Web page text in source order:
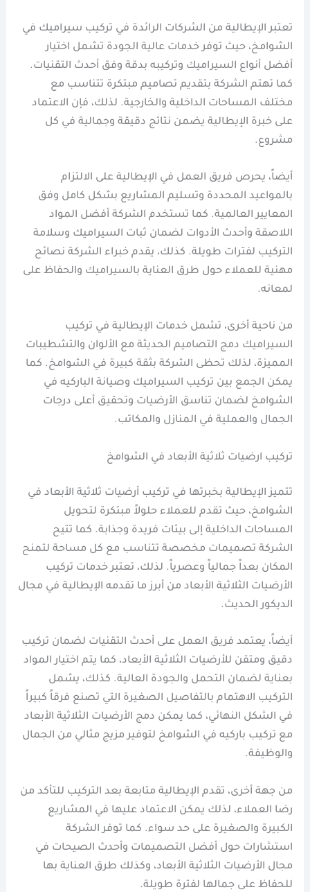
تعتبر الإيطالية من الشركات الرائدة في تركيب سيراميك في
الشوامخ، حيث توفر خدمات عالية الجودة تشمل اختيار
أفضل أنواع السيراميك وتركيبه بدقة وفق أحدث التقنيات.
كما تهتم الشركة بتقديم تصاميم مبتكرة تتناسب مع
مختلف المساحات الداخلية والخارجية. لذلك، فإن الاعتماد
على خبرة الإيطالية يضمن نتائج دقيقة وجمالية في كل
مشروع.
أيضاً، يحرص فريق العمل في الإيطالية على الالتزام
بالمواعيد المحددة وتسليم المشاريع بشكل كامل وفق
المعايير العالمية. كما تستخدم الشركة أفضل المواد
اللاصقة وأحدث الأدوات لضمان ثبات السيراميك وسلامة
التركيب لفترات طويلة. كذلك، يقدم خبراء الشركة نصائح
مهنية للعملاء حول طرق العناية بالسيراميك والحفاظ على
لمعانه.
من ناحية أخرى، تشمل خدمات الإيطالية في تركيب
السيراميك دمج التصاميم الحديثة مع الألوان والتشطيبات
المميزة، لذلك تحظى الشركة بثقة كبيرة في الشوامخ. كما
يمكن الجمع بين تركيب السيراميك وصيانة الباركيه في
الشوامخ لضمان تناسق الأرضيات وتحقيق أعلى درجات
الجمال والعملية في المنازل والمكاتب.
تركيب ارضيات ثلاثية الأبعاد في الشوامخ
تتميز الإيطالية بخبرتها في تركيب أرضيات ثلاثية الأبعاد في
الشوامخ، حيث تقدم للعملاء حلولاً مبتكرة لتحويل
المساحات الداخلية إلى بيئات فريدة وجذابة. كما تتيح
الشركة تصميمات مخصصة تتناسب مع كل مساحة لتمنح
المكان بعداً جمالياً وعصرياً. لذلك، تعتبر خدمات تركيب
الأرضيات الثلاثية الأبعاد من أبرز ما تقدمه الإيطالية في مجال
الديكور الحديث.
أيضاً، يعتمد فريق العمل على أحدث التقنيات لضمان تركيب
دقيق ومتقن للأرضيات الثلاثية الأبعاد، كما يتم اختيار المواد
بعناية لضمان التحمل والجودة العالية. كذلك، يشمل
التركيب الاهتمام بالتفاصيل الصغيرة التي تصنع فرقاً كبيراً
في الشكل النهائي، كما يمكن دمج الأرضيات الثلاثية الأبعاد
مع تركيب باركيه في الشوامخ لتوفير مزيج مثالي من الجمال
والوظيفة.
من جهة أخرى، تقدم الإيطالية متابعة بعد التركيب للتأكد من
رضا العملاء، لذلك يمكن الاعتماد عليها في المشاريع
الكبيرة والصغيرة على حد سواء. كما توفر الشركة
استشارات حول أفضل التصميمات وأحدث الصيحات في
مجال الأرضيات الثلاثية الأبعاد، وكذلك طرق العناية بها
للحفاظ على جمالها لفترة طويلة.